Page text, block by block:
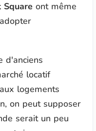
ont même
d'anciens
locatif
logements
on peut supposer
serait un peu